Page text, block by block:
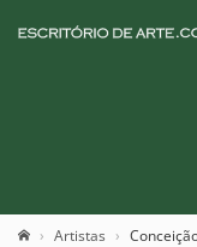
Artistas